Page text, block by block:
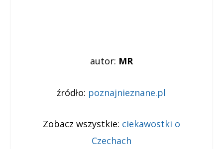
autor: MR
źródło: poznajnieznane.pl
Zobacz wszystkie: ciekawostki o
Czechach